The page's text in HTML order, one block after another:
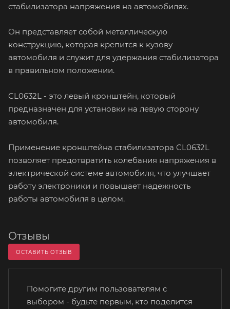
стабилизатора напряжения на автомобилях.
Он представляет собой металлическую
конструкцию, которая крепится к кузову
автомобиля и служит для удержания стабилизатора
в правильном положении.
CL0632L - это левый кронштейн, который
предназначен для установки на левую сторону
автомобиля.
Применение кронштейна стабилизатора CL0632L
позволяет предотвратить колебания напряжения в
электрической системе автомобиля, что улучшает
работу электроники и повышает надежность
работы автомобиля в целом.
Отзывы
ОСТАВИТЬ ОТЗЫВ
Помогите другим пользователям с
выбором - будьте первым, кто поделится